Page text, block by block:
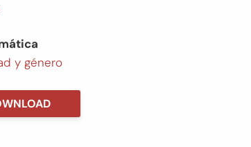
y género